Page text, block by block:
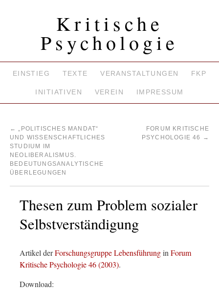
Kritische
Psychologie
EINSTIEG TEXTE VERANSTALTUNGEN FKP
INITIATIVEN VEREIN IMPRESSUM
← „POLITISCHES MANDAT“
UND WISSENSCHAFTLICHES
STUDIUM IM
NEOLIBERALISMUS.
BEDEUTUNGSANALYTISCHE
ÜBERLEGUNGEN
FORUM KRITISCHE
PSYCHOLOGIE 46
→
Thesen zum Problem sozialer
Selbstverständigung
Artikel derForschungsgruppe Lebensführungin Forum
Kritische Psychologie 46 (2003).
Download: